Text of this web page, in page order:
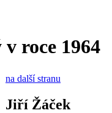
roce 1964
na další stranu
Jiří Žáček